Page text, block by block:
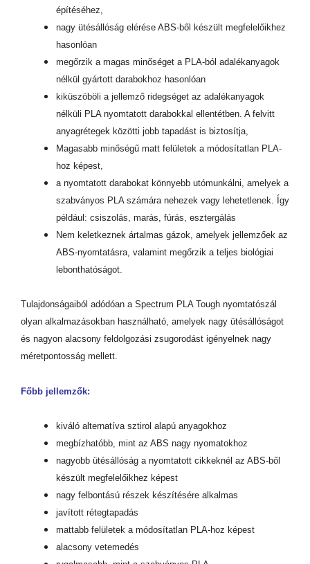
építéséhez,
nagy ütésállóság elérése ABS-ből készült megfelelőikhez
hasonlóan
megőrzik a magas minőséget a PLA-ból adalékanyagok
nélkül gyártott darabokhoz hasonlóan
kiküszöböli a jellemző ridegséget az adalékanyagok
nélküli PLA nyomtatott darabokkal ellentétben. A felvitt
anyagrétegek közötti jobb tapadást is biztosítja,
Magasabb minőségű matt felületek a módosítatlan PLA-
hoz képest,
a nyomtatott darabokat könnyebb utómunkálni, amelyek a
szabványos PLA számára nehezek vagy lehetetlenek. Így
például: csiszolás, marás, fúrás, esztergálás
Nem keletkeznek ártalmas gázok, amelyek jellemzőek az
ABS-nyomtatásra, valamint megőrzik a teljes biológiai
lebonthatóságot.
Tulajdonságaiból adódóan a Spectrum PLA Tough nyomtatószál
olyan alkalmazásokban használható, amelyek nagy ütésállóságot
és nagyon alacsony feldolgozási zsugorodást igényelnek nagy
méretpontosság mellett.
Főbb jellemzők:
kiváló alternatíva sztirol alapú anyagokhoz
megbízhatóbb, mint az ABS nagy nyomatokhoz
nagyobb ütésállóság a nyomtatott cikkeknél az ABS-ből
készült megfelelőikhez képest
nagy felbontású részek készítésére alkalmas
javított rétegtapadás
mattabb felületek a módosítatlan PLA-hoz képest
alacsony vetemedés